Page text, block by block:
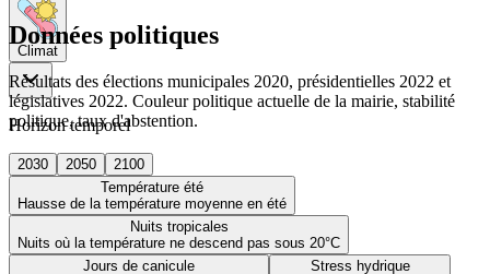
Climat
Horizon temporel
2030 2050
2100
Température été
Hausse de la température moyenne en été
Nuits tropicales
Nuits où la température ne descend pas sous 20°C
Jours de canicule
Stress hydrique
Données politiques
Résultats des élections municipales 2020, présidentielles 2022 et
législatives 2022. Couleur politique actuelle de la mairie, stabilité
politique, taux d'abstention.